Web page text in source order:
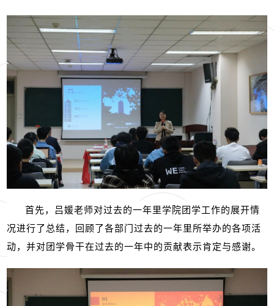
首先，吕媛老师对过去的一年里学院团学工作的展开情
况进行了总结，回顾了各部门过去的一年里所举办的各项活
动，并对团学骨干在过去的一年中的贡献表示肯定与感谢。